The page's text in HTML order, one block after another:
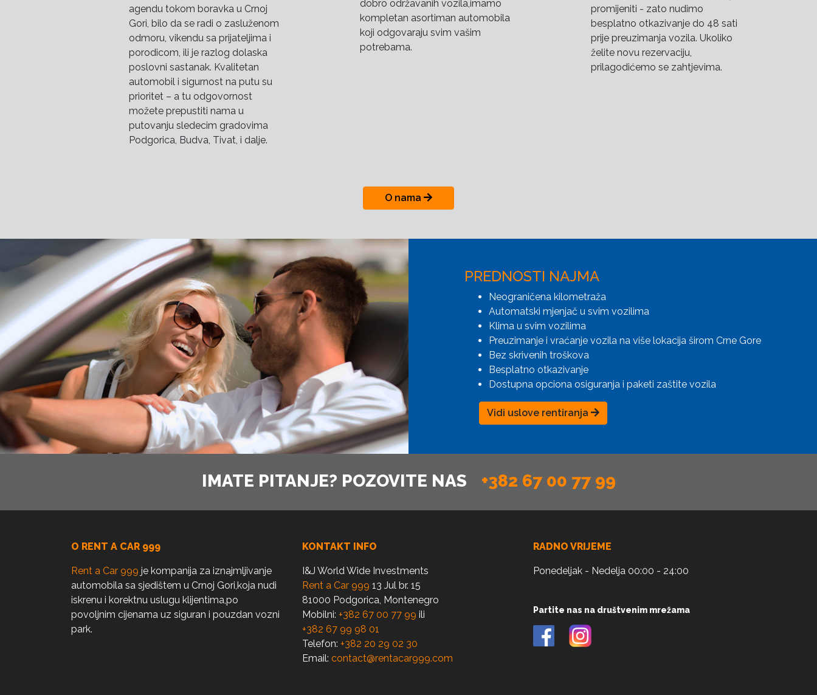
agendu tokom boravka u Crnoj
Gori, bilo da se radi o zasluženom
odmoru, vikendu sa prijateljima i
porodicom, ili je razlog dolaska
poslovni sastanak. Kvalitetan
automobil i sigurnost na putu su
prioritet – a tu odgovornost
možete prepustiti nama u
putovanju sledecim gradovima
Podgorica, Budva, Tivat, i dalje.
dobro održavanih vozila,imamo
kompletan asortiman automobila
koji odgovaraju svim vašim
potrebama.
promijeniti - zato nudimo
besplatno otkazivanje do 48 sati
prije preuzimanja vozila. Ukoliko
želite novu rezervaciju,
prilagodićemo se zahtjevima.
O nama
PREDNOSTI NAJMA
Neograničena kilometraža
Automatski mjenjač u svim vozilima
Klima u svim vozilima
Preuzimanje i vraćanje vozila na više lokacija širom Crne Gore
Bez skrivenih troškova
Besplatno otkazivanje
Dostupna opciona osiguranja i paketi zaštite vozila
Vidi uslove rentiranja
IMATE PITANJE? POZOVITE NAS +382 67 00 77 99
O RENT A CAR 999
Rent a Car 999 je kompanija za iznajmljivanje
automobila sa sjedištem u Crnoj Gori,koja nudi
iskrenu i korektnu uslugu klijentima,po
povoljnim cijenama uz siguran i pouzdan vozni
park.
KONTAKT INFO
I&J World Wide Investments
Rent a Car 999 13 Jul br. 15
81000 Podgorica, Montenegro
Mobilni: +382 67 00 77 99 ili
+382 67 99 98 01
Telefon: +382 20 29 02 30
Email: contact@rentacar999.com
RADNO VRIJEME
Ponedeljak - Nedelja 00:00 - 24:00
Partite nas na društvenim mrežama